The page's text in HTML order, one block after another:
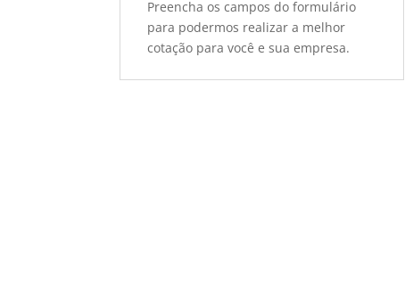
Preencha os campos do formulário
para podermos realizar a melhor
cotação para você e sua empresa.